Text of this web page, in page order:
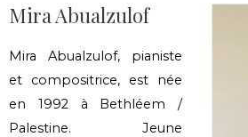
Mira Abualzulof
Mira Abualzulof, pianiste
et compositrice, est née
en 1992 à Bethléem /
Palestine. Jeune